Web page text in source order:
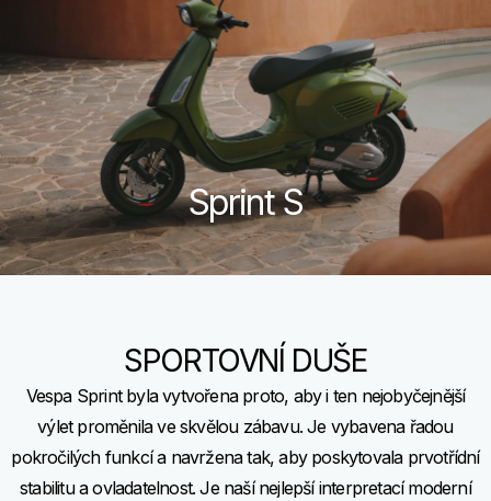
ZÁŽITKY
CONCEPT STORE
Sprint S
SPORTOVNÍ DUŠE
Vespa Sprint byla vytvořena proto, aby i ten nejobyčejnější
výlet proměnila ve skvělou zábavu. Je vybavena řadou
pokročilých funkcí a navržena tak, aby poskytovala prvotřídní
stabilitu a ovladatelnost. Je naší nejlepší interpretací moderní